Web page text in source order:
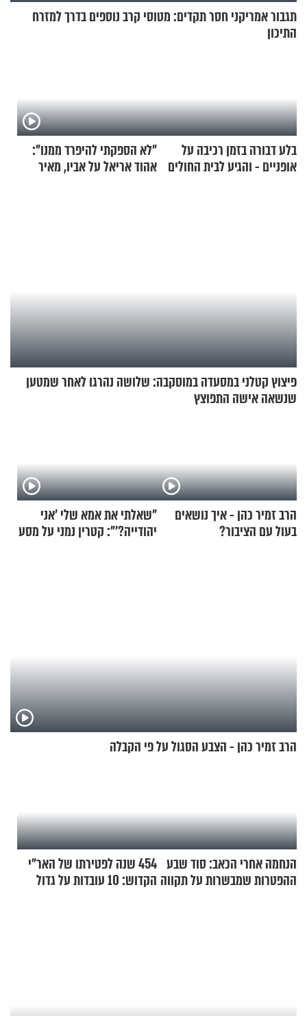
תגבור אמריקני חסר תקדים: מטוסי קרב נוספים בדרך למזרח
התיכון
בלע דבורה בזמן רכיבה על
אופניים - והגיע לבית החולים
"לא הספקתי להיפרד ממנו":
אהוד אריאל על אביו, מאיר
פיצוץ קטלני במסעדה במוסקבה: שלושה נהרגו לאחר שמטען
שנשאה אישה התפוצץ
הרב זמיר כהן - איך נושאים
בעול עם הציבור?
"שאלתי את אמא שלי 'אני
יהודייה?'": קטרין נמני על מסע
הרב זמיר כהן - הצבע הסגול על פי הקבלה
הנחמה אחרי הכאב: סוד שבע
ההפטרות שמבשרות על תקווה
454 שנה לפטירתו של האר"י
הקדוש: 10 עובדות על גדול